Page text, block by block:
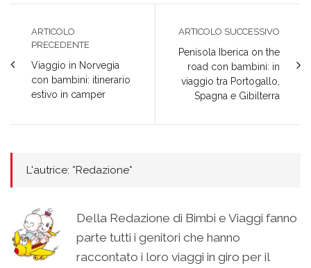
ARTICOLO
PRECEDENTE
Viaggio in Norvegia
con bambini: itinerario
estivo in camper
ARTICOLO SUCCESSIVO
Penisola Iberica on the
road con bambini: in
viaggio tra Portogallo,
Spagna e Gibilterra
L'autrice: *Redazione*
Della Redazione di Bimbi e Viaggi fanno
parte tutti i genitori che hanno
raccontato i loro viaggi in giro per il